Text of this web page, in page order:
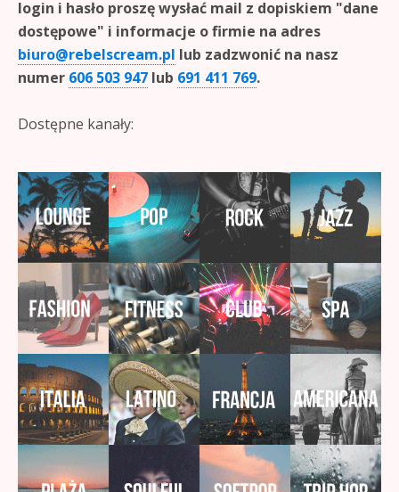
login i hasło proszę wysłać mail z dopiskiem "dane
dostępowe" i informacje o firmie na adres
biuro@rebelscream.pl lub zadzwonić na nasz
numer 606 503 947 lub 691 411 769.
Dostępne kanały: